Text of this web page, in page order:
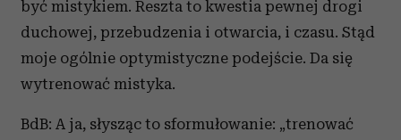
być mistykiem. Reszta to kwestia pewnej drogi
duchowej, przebudzenia i otwarcia, i czasu. Stąd
moje ogólnie optymistyczne podejście. Da się
wytrenować mistyka.
BdB: A ja, słysząc to sformułowanie: „trenować